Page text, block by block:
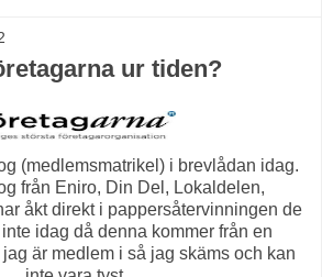
ur tiden?
(medlemsmatrikel) i brevlådan idag.
från Eniro, Din Del, Lokaldelen,
åkt direkt i pappersåtervinningen de
idag då denna kommer från en
är medlem i så jag skäms och kan